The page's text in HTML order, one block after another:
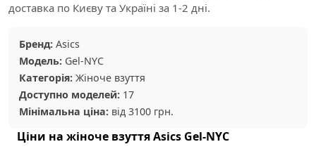
доставка по Києву та Україні за 1-2 дні.
Бренд: Asics
Модель: Gel-NYC
Категорія: Жіноче взуття
Доступно моделей: 17
Мінімальна ціна: від 3100 грн.
Ціни на жіноче взуття Asics Gel-NYC